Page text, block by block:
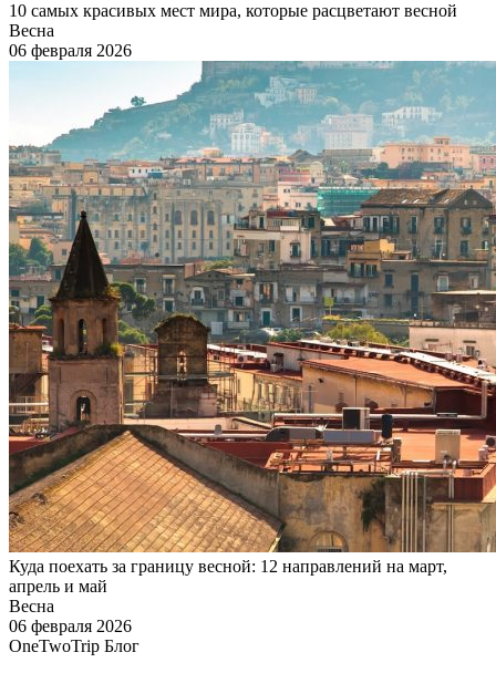
10 самых красивых мест мира, которые расцветают весной
Весна
06 февраля 2026
Куда поехать за границу весной: 12 направлений на март,
апрель и май
Весна
06 февраля 2026
OneTwoTrip Блог